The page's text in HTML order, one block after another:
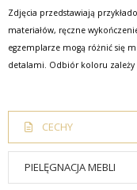
Zdjęcia przedstawiają
materiałów, ręczne
egzemplarze mogą różnić się
detalami. Odbiór koloru
CECHY
PIELĘGNACJA MEBLI